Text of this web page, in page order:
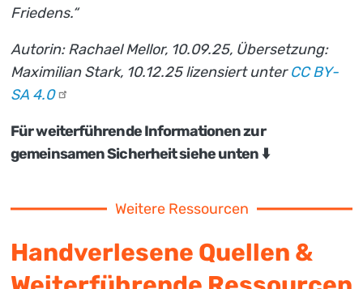
Friedens.“
Autorin: Rachael Mellor, 10.09.25, Übersetzung:
Maximilian Stark, 10.12.25 lizensiert unterCC BY-
SA 4.0
Für weiterführende Informationen zur
gemeinsamen Sicherheit siehe unten ⬇️
Weitere Ressourcen
Handverlesene Quellen &